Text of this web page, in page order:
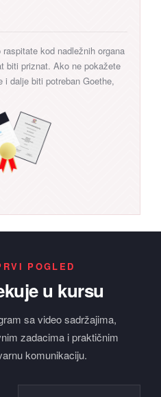
kod nadležnih organa
biti priznat. Ako ne pokažete
dalje biti potreban Goethe,
POGLED
u kursu
sa video sadržajima,
zadacima i praktičnim
komunikaciju.